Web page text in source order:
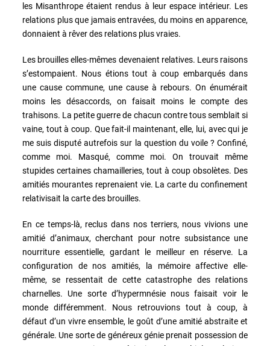
les Misanthrope étaient rendus à leur espace intérieur. Les
relations plus que jamais entravées, du moins en apparence,
donnaient à rêver des relations plus vraies.
Les brouilles elles-mêmes devenaient relatives. Leurs raisons
s’estompaient. Nous étions tout à coup embarqués dans
une cause commune, une cause à rebours. On énumérait
moins les désaccords, on faisait moins le compte des
trahisons. La petite guerre de chacun contre tous semblait si
vaine, tout à coup. Que fait-il maintenant, elle, lui, avec qui je
me suis disputé autrefois sur la question du voile ? Confiné,
comme moi. Masqué, comme moi. On trouvait même
stupides certaines chamailleries, tout à coup obsolètes. Des
amitiés mourantes reprenaient vie. La carte du confinement
relativisait la carte des brouilles.
En ce temps-là, reclus dans nos terriers, nous vivions une
amitié d’animaux, cherchant pour notre subsistance une
nourriture essentielle, gardant le meilleur en réserve. La
configuration de nos amitiés, la mémoire affective elle-
même, se ressentait de cette catastrophe des relations
charnelles. Une sorte d’hypermnésie nous faisait voir le
monde différemment. Nous retrouvions tout à coup, à
défaut d’un vivre ensemble, le goût d’une amitié abstraite et
générale. Une sorte de généreux génie prenait possession de